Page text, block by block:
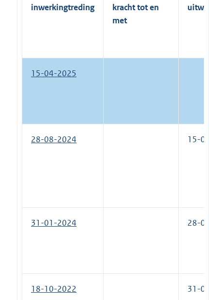
inwerkingtreding
kracht tot en
met
15-04-2025
28-08-2024 15-04-
31-01-2024 28-08-
18-10-2022 31-01-